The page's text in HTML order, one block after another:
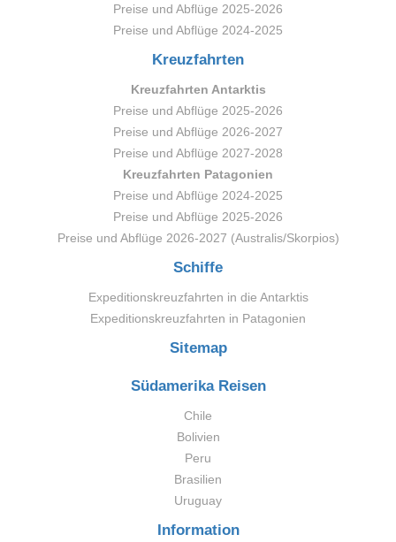
Preise und Abflüge 2025-2026
Preise und Abflüge 2024-2025
Kreuzfahrten
Kreuzfahrten Antarktis
Preise und Abflüge 2025-2026
Preise und Abflüge 2026-2027
Preise und Abflüge 2027-2028
Kreuzfahrten Patagonien
Preise und Abflüge 2024-2025
Preise und Abflüge 2025-2026
Preise und Abflüge 2026-2027 (Australis/Skorpios)
Schiffe
Expeditionskreuzfahrten in die Antarktis
Expeditionskreuzfahrten in Patagonien
Sitemap
Südamerika Reisen
Chile
Bolivien
Peru
Brasilien
Uruguay
Information